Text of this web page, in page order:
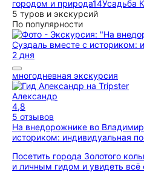
городом и природа14Усадьба
5 туров и экскурсий
По популярности
2 дня
многодневная экскурсия
Александр
4,8
5 отзывов
На внедорожнике во
историком: индивидуальная
Посетить города Золотого
и личным гидом и увидеть